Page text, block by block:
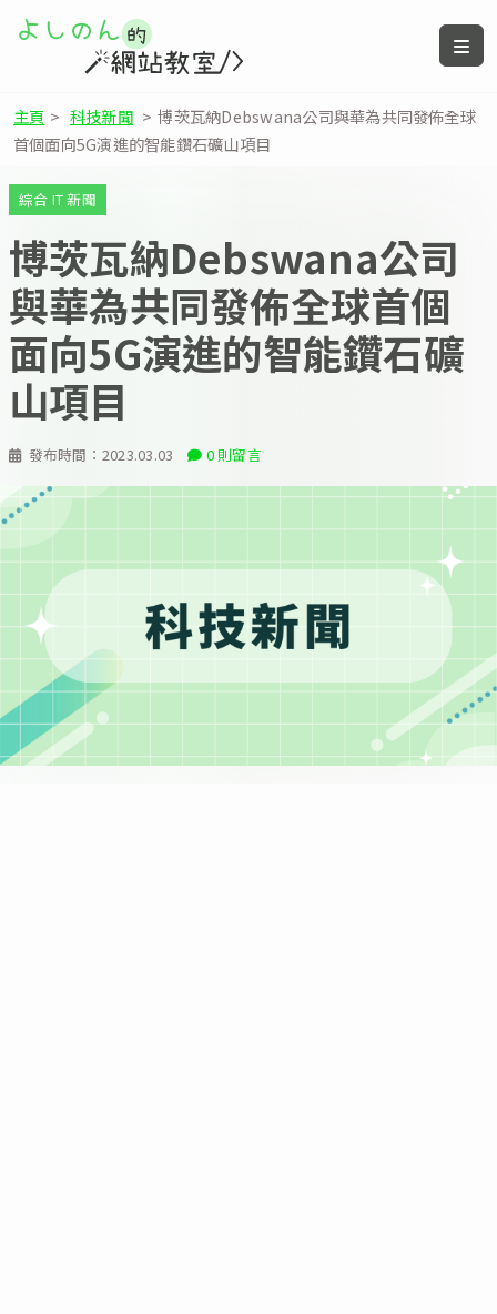
主頁 > 科技新聞 > 博茨瓦納Debswana公司與華為共同發佈全球
首個面向5G演進的智能鑽石礦山項目
發布時間： 2023.03.03 0 則留言
綜合 IT 新聞
博茨瓦納Debswana公司
與華為共同發佈全球首個
面向5G演進的智能鑽石礦
山項目